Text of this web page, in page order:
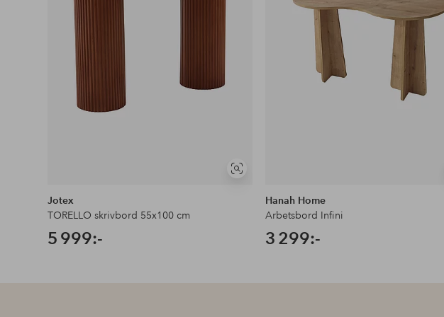
Visa
Jotex
TORELLO skrivbord 55x100 cm
5 999:-
Hanah Home
Arbetsbord Infini
3 299:-